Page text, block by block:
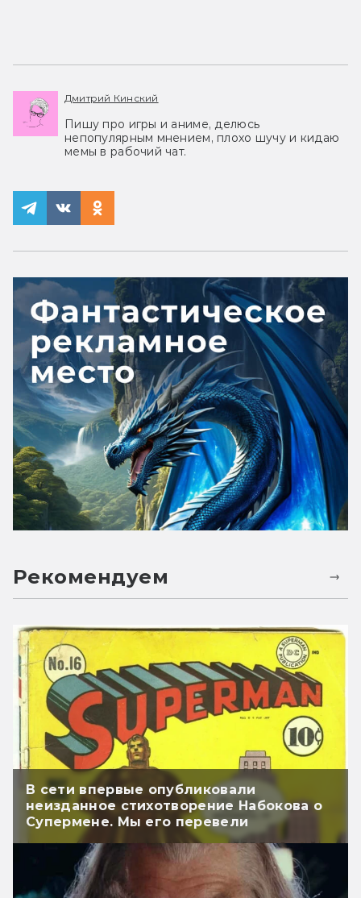
Дмитрий Кинский
Пишу про игры и аниме, делюсь
непопулярным мнением, плохо шучу и кидаю
мемы в рабочий чат.
Рекомендуем
В сети впервые опубликовали
неизданное стихотворение Набокова о
Супермене. Мы его перевели